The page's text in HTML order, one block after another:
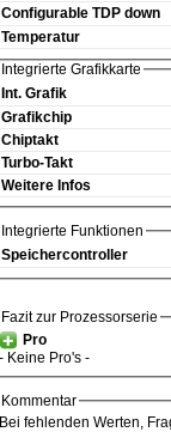
Configurable TDP down
Temperatur
Integrierte Grafikkarte
Int. Grafik
Grafikchip
Chiptakt
Turbo-Takt
Weitere Infos
Integrierte Funktionen
Speichercontroller
Fazit zur Prozessorserie
Pro
- Keine Pro's -
Kommentar
Bei fehlenden Werten,